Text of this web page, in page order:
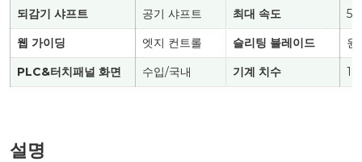
되감기 샤프트
공기 샤프트 최대 속도
웹 가이딩
엣지 컨트롤 슬리팅 블레이드
원
PLC&터치패널 화면
수입/국내 기계 치수
설명